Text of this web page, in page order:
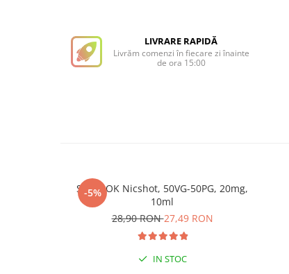
LIVRARE RAPIDĂ
Livrăm comenzi în fiecare zi înainte
de ora 15:00
-5%
SteamOK Nicshot, 50VG-50PG, 20mg,
10ml
28,90 RON27,49 RON
IN STOC